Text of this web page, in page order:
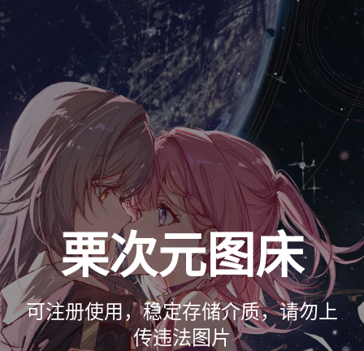
栗次元图床
可注册使用，稳定存储介质，请勿上
传违法图片